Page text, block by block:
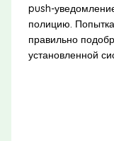
push-
полицию.
правильно
установленной